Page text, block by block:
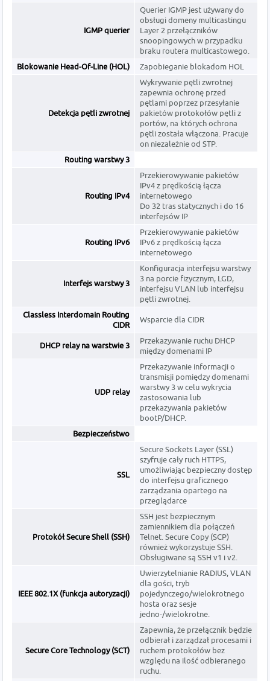
IGMP querier
Querier IGMP jest używany do
obsługi domeny multicastingu
Layer 2 przełączników
snoopingowych w przypadku
braku routera multicastowego.
Blokowanie Head-Of-Line (HOL)
Zapobieganie blokadom HOL
Detekcja pętli zwrotnej
Wykrywanie pętli zwrotnej
zapewnia ochronę przed
pętlami poprzez przesyłanie
pakietów protokołów pętli z
portów, na których ochrona
pętli została włączona. Pracuje
on niezależnie od STP.
Routing warstwy 3
Routing IPv4
Przekierowywanie pakietów
IPv4 z prędkością łącza
internetowego
Do 32 tras statycznych i do 16
interfejsów IP
Routing IPv6
Przekierowywanie pakietów
IPv6 z prędkością łącza
internetowego
Interfejs warstwy 3
Konfiguracja interfejsu warstwy
3 na porcie fizycznym, LGD,
interfejsu VLAN lub interfejsu
pętli zwrotnej.
Classless Interdomain Routing
CIDR
Wsparcie dla CIDR
DHCP relay na warstwie 3
Przekazywanie ruchu DHCP
między domenami IP
UDP relay
Przekazywanie informacji o
transmisji pomiędzy domenami
warstwy 3 w celu wykrycia
zastosowania lub
przekazywania pakietów
bootP/DHCP.
Bezpieczeństwo
SSL
Secure Sockets Layer (SSL)
szyfruje cały ruch HTTPS,
umożliwiając bezpieczny dostęp
do interfejsu graficznego
zarządzania opartego na
przeglądarce
Protokół Secure Shell (SSH)
SSH jest bezpiecznym
zamiennikiem dla połączeń
Telnet. Secure Copy (SCP)
również wykorzystuje SSH.
Obsługiwane są SSH v1 i v2.
IEEE 802.1X (funkcja autoryzacji)
Uwierzytelnianie RADIUS, VLAN
dla gości, tryb
pojedynczego/wielokrotnego
hosta oraz sesje
jedno-/wielokrotne.
Secure Core Technology (SCT)
Zapewnia, że przełącznik będzie
odbierał i zarządzał procesami i
ruchem protokołów bez
względu na ilość odbieranego
ruchu.